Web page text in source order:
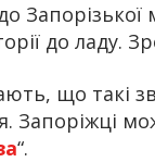
до ладу.
що
Запоріжці
“.